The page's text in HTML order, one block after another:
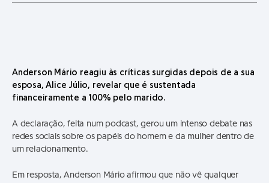
Anderson Mário reagiu às críticas surgidas depois de a sua
esposa, Alice Júlio, revelar que é sustentada
financeiramente a 100% pelo marido.
A declaração, feita num podcast, gerou um intenso debate nas
redes sociais sobre os papéis do homem e da mulher dentro de
um relacionamento.
Em resposta, Anderson Mário afirmou que não vê qualquer